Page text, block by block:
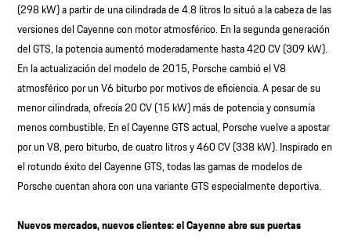
(298 kW) a partir de una cilindrada de 4.8 litros lo situó a la cabeza de las
versiones del Cayenne con motor atmosférico. En la segunda generación
del GTS, la potencia aumentó moderadamente hasta 420 CV (309 kW).
En la actualización del modelo de 2015, Porsche cambió el V8
atmosférico por un V6 biturbo por motivos de eficiencia. A pesar de su
menor cilindrada, ofrecía 20 CV (15 kW) más de potencia y consumía
menos combustible. En el Cayenne GTS actual, Porsche vuelve a apostar
por un V8, pero biturbo, de cuatro litros y 460 CV (338 kW). Inspirado en
el rotundo éxito del Cayenne GTS, todas las gamas de modelos de
Porsche cuentan ahora con una variante GTS especialmente deportiva.
Nuevos mercados, nuevos clientes: el Cayenne abre sus puertas